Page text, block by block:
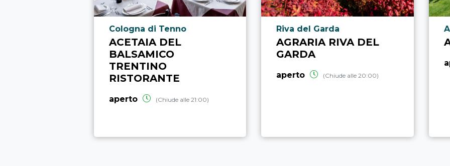
Località punto di interesse
Cologna di Tenno
ACETAIA DEL
BALSAMICO
TRENTINO
RISTORANTE
aperto (Chiude alle 21:00)
Località punto di interesse
Riva del Garda
AGRARIA RIVA DEL
GARDA
aperto (Chiude alle 20:00)